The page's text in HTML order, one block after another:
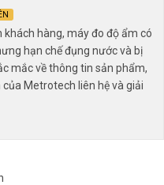
hàng, máy đo độ ẩm có
hạn chế đụng nước và bị
mắc về thông tin sản phẩm,
của Metrotech liên hệ và giải